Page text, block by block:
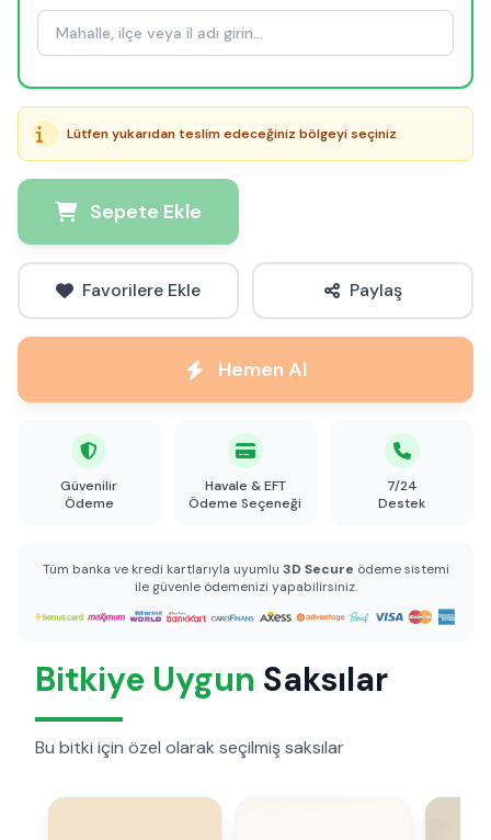
Lütfen yukarıdan teslim edeceğiniz bölgeyi seçiniz
Sepete Ekle
Favorilere Ekle Paylaş
Hemen Al
Güvenilir
Ödeme
Havale & EFT
Ödeme Seçeneği
7/24
Destek
Tüm banka ve kredi kartlarıyla uyumlu 3D Secure ödeme sistemi
ile güvenle ödemenizi yapabilirsiniz.
Bitkiye Uygun Saksılar
Bu bitki için özel olarak seçilmiş saksılar